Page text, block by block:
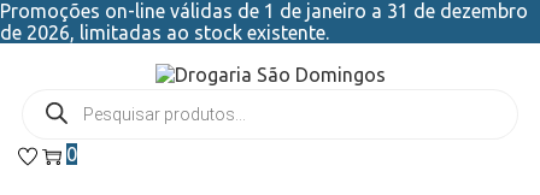
Promoções on-line válidas de 1 de janeiro a 31 de dezembro
de 2026, limitadas ao stock existente.
0